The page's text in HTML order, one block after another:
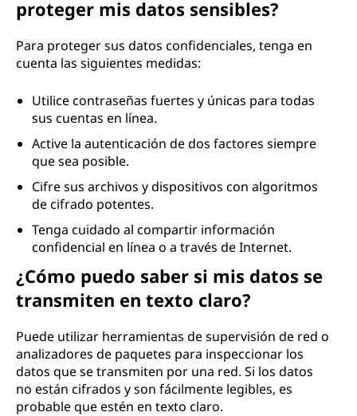
proteger mis datos sensibles?
Para proteger sus datos confidenciales, tenga en
cuenta las siguientes medidas:
Utilice contraseñas fuertes y únicas para todas
sus cuentas en línea.
Active la autenticación de dos factores siempre
que sea posible.
Cifre sus archivos y dispositivos con algoritmos
de cifrado potentes.
Tenga cuidado al compartir información
confidencial en línea o a través de Internet.
¿Cómo puedo saber si mis datos se
transmiten en texto claro?
Puede utilizar herramientas de supervisión de red o
analizadores de paquetes para inspeccionar los
datos que se transmiten por una red. Si los datos
no están cifrados y son fácilmente legibles, es
probable que estén en texto claro.